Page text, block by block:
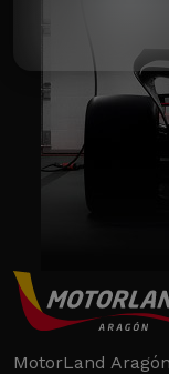
MotorLand